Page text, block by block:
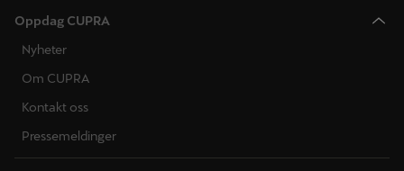
Oppdag CUPRA
Nyheter
Om CUPRA
Kontakt oss
Pressemeldinger